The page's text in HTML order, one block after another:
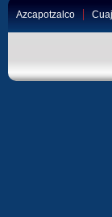
Azcapotzalco